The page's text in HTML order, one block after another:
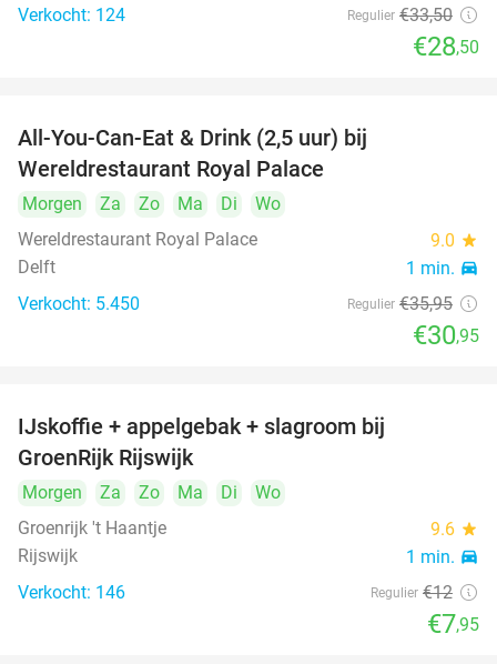
Verkocht: 124 Regulier €33,50
€28,50
All-You-Can-Eat & Drink (2,5 uur) bij
Wereldrestaurant Royal Palace
Morgen Za Zo Ma Di
Wo
Wereldrestaurant Royal Palace
9.0 star
Delft 1 min. directions_car
Verkocht: 5.450 Regulier €35,95
€30,95
IJskoffie + appelgebak + slagroom bij
GroenRijk Rijswijk
Morgen Za Zo Ma Di
Wo
Groenrijk 't Haantje
9.6 star
Rijswijk 1 min. directions_car
Verkocht: 146 Regulier €12
€7,95